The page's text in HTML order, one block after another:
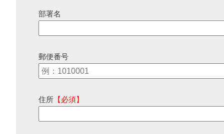
部署名
郵便番号
住所 【必須】